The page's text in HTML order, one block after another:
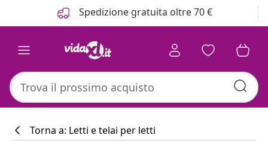
Spedizione gratuita oltre 70 €
Torna a: Letti e telai per letti